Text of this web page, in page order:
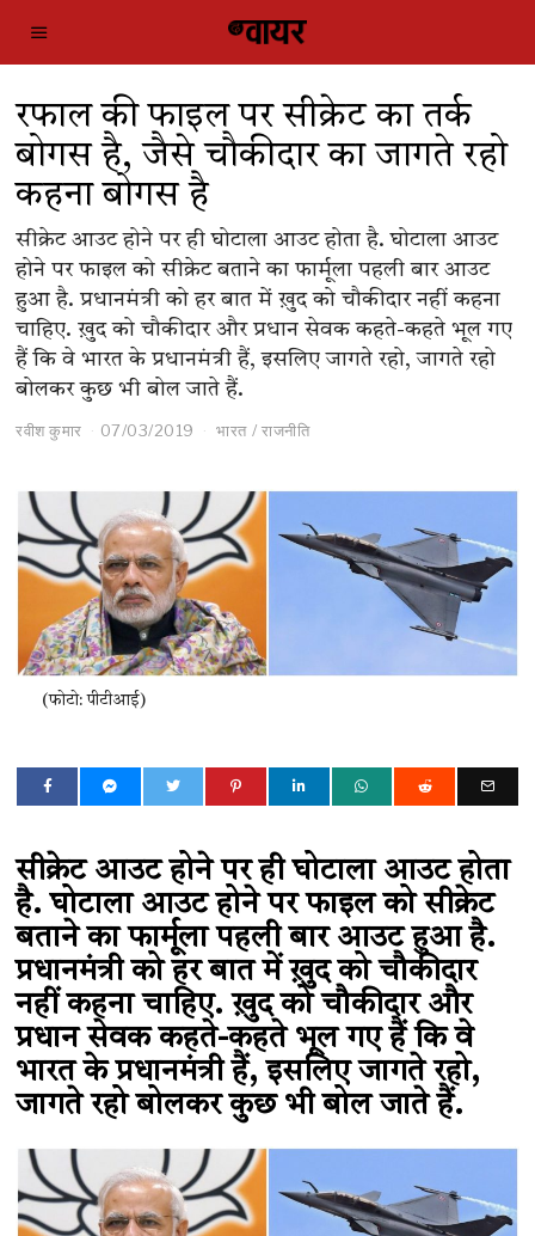
रफाल की फाइल पर सीक्रेट का तर्क
बोगस है, जैसे चौकीदार का जागते रहो
कहना बोगस है
सीक्रेट आउट होने पर ही घोटाला आउट होता है. घोटाला आउट
होने पर फाइल को सीक्रेट बताने का फार्मूला पहली बार आउट
हुआ है. प्रधानमंत्री को हर बात में ख़ुद को चौकीदार नहीं कहना
चाहिए. ख़ुद को चौकीदार और प्रधान सेवक कहते-कहते भूल गए
हैं कि वे भारत के प्रधानमंत्री हैं, इसलिए जागते रहो, जागते रहो
बोलकर कुछ भी बोल जाते हैं.
रवीश कुमार 07/03/2019 भारत / राजनीति
(फोटो: पीटीआई)
सीक्रेट आउट होने पर ही घोटाला आउट होता
है. घोटाला आउट होने पर फाइल को सीक्रेट
बताने का फार्मूला पहली बार आउट हुआ है.
प्रधानमंत्री को हर बात में ख़ुद को चौकीदार
नहीं कहना चाहिए. ख़ुद को चौकीदार और
प्रधान सेवक कहते-कहते भूल गए हैं कि वे
भारत के प्रधानमंत्री हैं, इसलिए जागते रहो,
जागते रहो बोलकर कुछ भी बोल जाते हैं.